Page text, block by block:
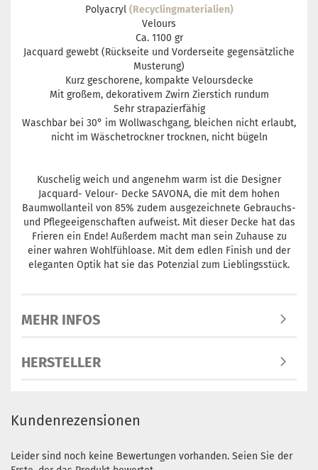
Polyacryl (Recyclingmaterialien)
Velours
Ca. 1100 gr
Jacquard gewebt (Rückseite und Vorderseite gegensätzliche
Musterung)
Kurz geschorene, kompakte Veloursdecke
Mit großem, dekorativem Zwirn Zierstich rundum
Sehr strapazierfähig
Waschbar bei 30° im Wollwaschgang, bleichen nicht erlaubt,
nicht im Wäschetrockner trocknen, nicht bügeln
Kuschelig weich und angenehm warm ist die Designer
Jacquard- Velour- Decke SAVONA, die mit dem hohen
Baumwollanteil von 85% zudem ausgezeichnete Gebrauchs-
und Pflegeeigenschaften aufweist. Mit dieser Decke hat das
Frieren ein Ende! Außerdem macht man sein Zuhause zu
einer wahren Wohlfühloase. Mit dem edlen Finish und der
eleganten Optik hat sie das Potenzial zum Lieblingsstück.
MEHR INFOS
HERSTELLER
Kundenrezensionen
Leider sind noch keine Bewertungen vorhanden. Seien Sie der